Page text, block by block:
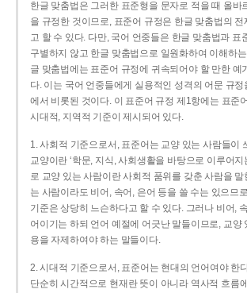
한글 맞춤법은 그러한 표준형을 문자로 적을 때 올바
을 규정한 것이므로, 표준어 규정은 한글 맞춤법의
고 할 수 있다. 다만, 국어 언중들은 한글 맞춤법과 표
구별하지 않고 한글 맞춤법으로 일원화하여 이해하
글 맞춤법에는 표준어 규정에 귀속되어야 할 만한 예
다. 이는 국어 언중들에게 실용적인 성격의 어문 규
에서 비롯된 것이다. 이 표준어 규정 제1항에는 표준
시대적, 지역적 기준이 제시되어 있다.
1. 사회적 기준으로서, 표준어는 교양 있는 사람들이
교양이란 ‘학문, 지식, 사회생활을 바탕으로 이루어지
로 교양 있는 사람이란 사회적 품위를 갖춘 사람을 말
는 사람이라도 비어, 속어, 은어 등을 쓸 수는 있으므
기준은 상당히 느슨하다고 할 수 있다. 그러나 비어,
어이기는 하되 언어 예절에 어긋난 말들이므로, 교양
용을 자제하여야 하는 말들이다.
2. 시대적 기준으로서, 표준어는 현대의 언어여야 한
단순히 시간적으로 현재란 뜻이 아니라 역사적 흐름